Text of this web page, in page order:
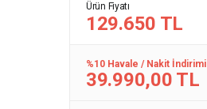
Ürün Fiyatı
129.650 TL
%10 Havale / Nakit İndirimi
39.990,00 TL